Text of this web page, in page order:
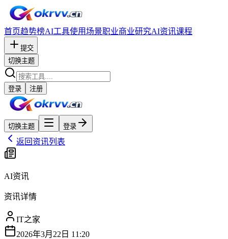
首页趋势榜AI工具使用场景职业商业研究AI资讯课程
提交
切换主题
登录 注册
切换主题 登录
返回资讯列表
AI资讯
资讯详情
IT之家
2026年3月22日 11:20